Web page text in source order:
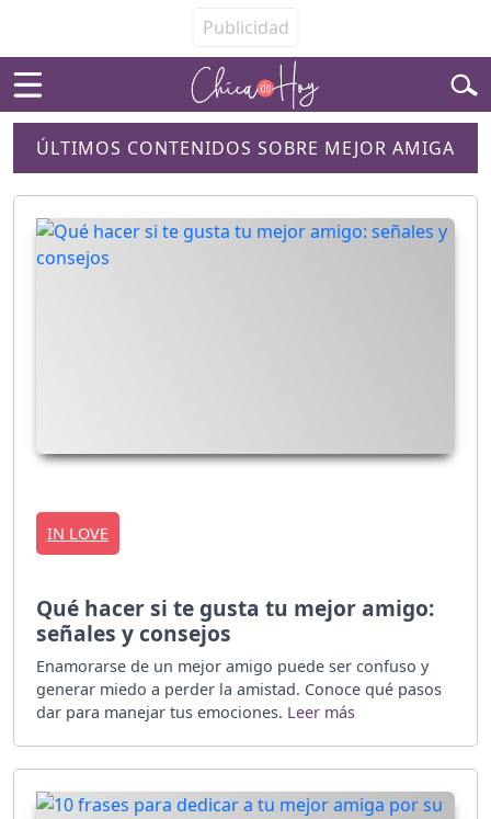
ÚLTIMOS CONTENIDOS SOBRE MEJOR AMIGA
IN LOVE
Qué hacer si te gusta tu mejor amigo:
señales y consejos
Enamorarse de un mejor amigo puede ser confuso y
generar miedo a perder la amistad. Conoce qué pasos
dar para manejar tus emociones.